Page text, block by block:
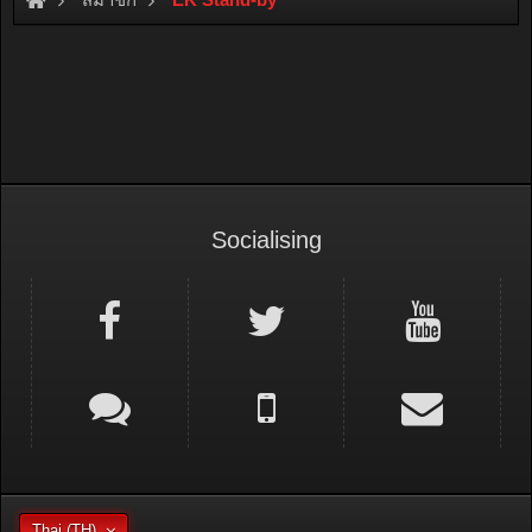
Socialising